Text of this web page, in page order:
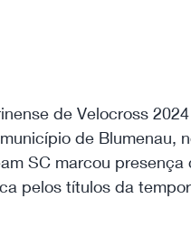
de Velocross
de Blumenau,
SC marcou
pelos títulos da